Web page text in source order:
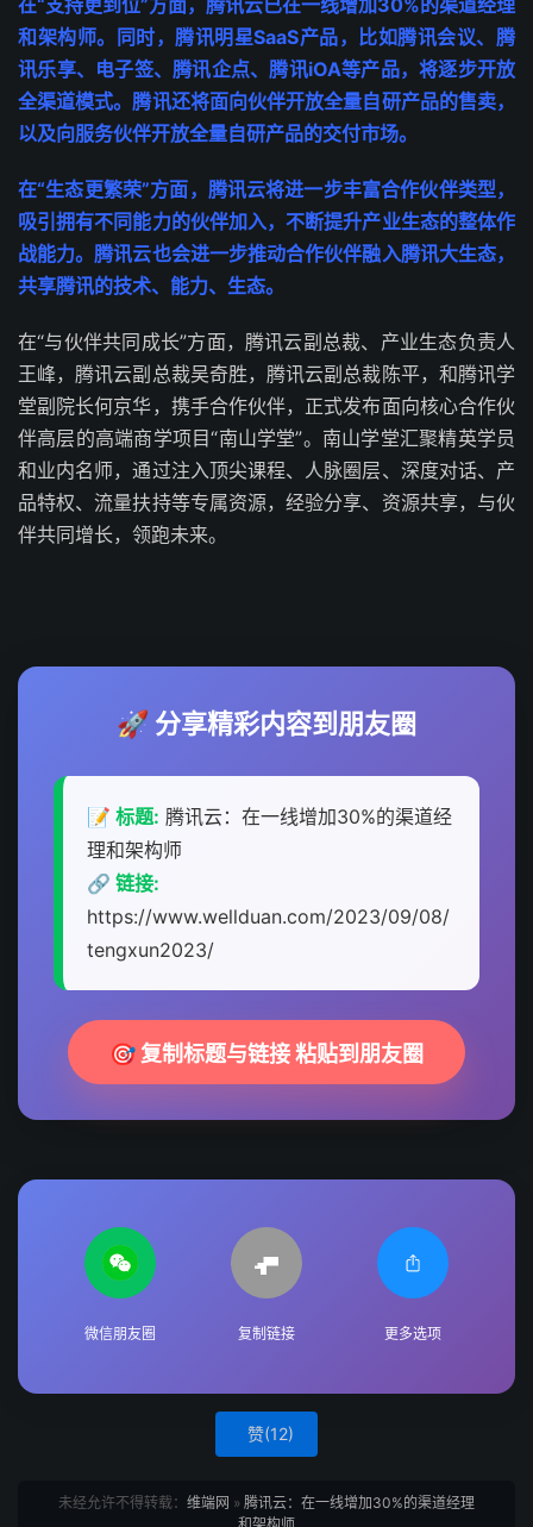
在“支持更到位”方面，腾讯云已在一线增加30%的渠道经理
和架构师。同时，腾讯明星SaaS产品，比如腾讯会议、腾
讯乐享、电子签、腾讯企点、腾讯iOA等产品，将逐步开放
全渠道模式。腾讯还将面向伙伴开放全量自研产品的售卖，
以及向服务伙伴开放全量自研产品的交付市场。
在“生态更繁荣”方面，腾讯云将进一步丰富合作伙伴类型，
吸引拥有不同能力的伙伴加入，不断提升产业生态的整体作
战能力。腾讯云也会进一步推动合作伙伴融入腾讯大生态，
共享腾讯的技术、能力、生态。
在“与伙伴共同成长”方面，腾讯云副总裁、产业生态负责人
王峰，腾讯云副总裁吴奇胜，腾讯云副总裁陈平，和腾讯学
堂副院长何京华，携手合作伙伴，正式发布面向核心合作伙
伴高层的高端商学项目“南山学堂”。南山学堂汇聚精英学员
和业内名师，通过注入顶尖课程、人脉圈层、深度对话、产
品特权、流量扶持等专属资源，经验分享、资源共享，与伙
伴共同增长，领跑未来。
🚀 分享精彩内容到朋友圈
📝 标题: 腾讯云：在一线增加30%的渠道经
理和架构师
🔗 链接:
https://www.wellduan.com/2023/09/08/
tengxun2023/
🎯 复制标题与链接 粘贴到朋友圈
微信朋友圈 复制链接 更多选项
赞(12)
未经允许不得转载： 维端网 » 腾讯云：在一线增加30%的渠道经理